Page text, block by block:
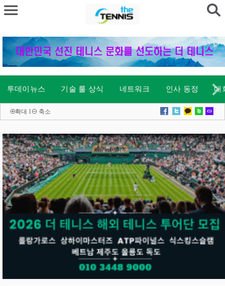
투데이뉴스 기술 룰 상식 네트워크 인사 동정 대
확대 l 축소